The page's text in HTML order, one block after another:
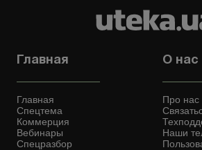
Главная
Главная
Спецтема
Коммерция
Вебинары
Спецразбор
О нас
Про нас
Наши